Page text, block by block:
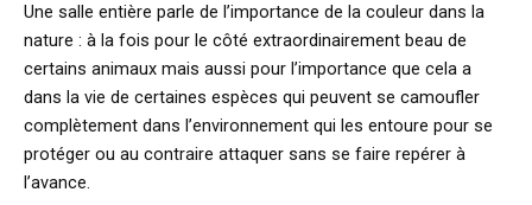
Une salle entière parle de l’importance de la couleur dans la
nature : à la fois pour le côté extraordinairement beau de
certains animaux mais aussi pour l’importance que cela a
dans la vie de certaines espèces qui peuvent se camoufler
complètement dans l’environnement qui les entoure pour se
protéger ou au contraire attaquer sans se faire repérer à
l’avance.